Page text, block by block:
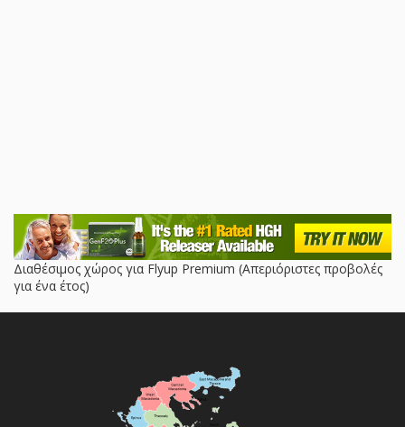
Διαθέσιμος χώρος για Flyup Premium (Απεριόριστες προβολές
για ένα έτος)